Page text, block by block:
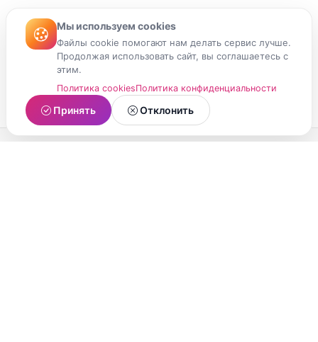
Мы используем cookies
Файлы cookie помогают нам делать сервис лучше.
Продолжая использовать сайт, вы соглашаетесь с
этим.
Политика cookiesПолитика конфиденциальности
Принять Отклонить